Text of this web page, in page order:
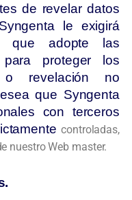
de revelar datos
le exigirá
que adopte las
para proteger los
revelación no
que Syngenta
con terceros
controladas,
nuestro Web master.